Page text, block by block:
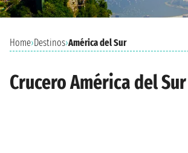
Home›Destinos›América del Sur
Crucero América del Sur